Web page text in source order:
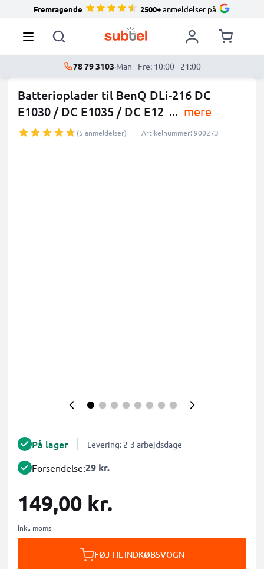
Fremragende 2500+anmeldelser på
78 79 3103·Man - Fre: 10:00 - 21:00
Batterioplader til BenQ DLi-216 DC
E1030 / DC E1035 / DC E12 ... mere
(5 anmeldelser) Artikelnummer: 900273
På lager Levering: 2-3 arbejdsdage
Forsendelse:29 kr.
149,00 kr.
inkl. moms
FØJ TIL INDKØBSVOGN